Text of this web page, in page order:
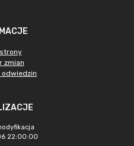
zmian
22:00:00